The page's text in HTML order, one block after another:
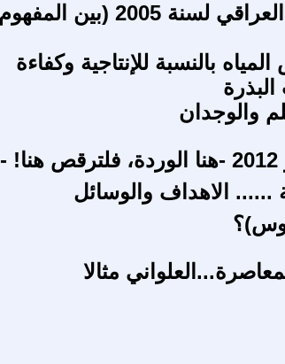
الحريات العامة في الدستور العراقي لسنة 2005 (بين المفهوم
بالنسبة للإنتاجية وكفاءة
والوجدان
...... الاهداف والوسائل
مثالا